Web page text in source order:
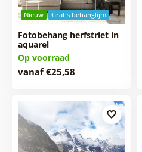
Nieuw Gratis behanglijm
Fotobehang herfstriet in
aquarel
Op voorraad
vanaf €25,58